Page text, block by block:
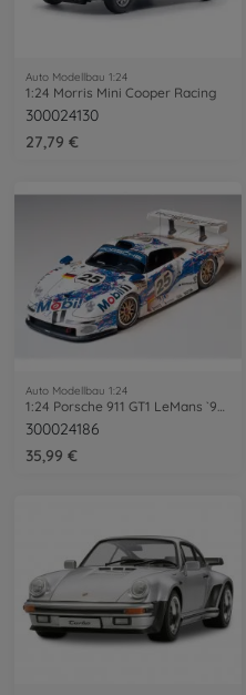
Auto Modellbau 1:24
1:24 Morris Mini Cooper Racing
300024130
27,79 €
Auto Modellbau 1:24
300024186
35,99 €